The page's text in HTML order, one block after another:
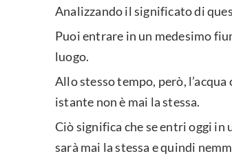
Analizzando il significato di
Puoi entrare in un medesimo
luogo.
Allo stesso tempo, però,
istante non è mai la stessa.
Ciò significa che se entri oggi in
sarà mai la stessa e quindi